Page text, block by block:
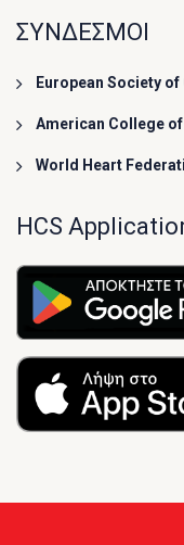
ΣΥΝΔΕΣΜΟΙ
European Society
American College
World Heart
HCS